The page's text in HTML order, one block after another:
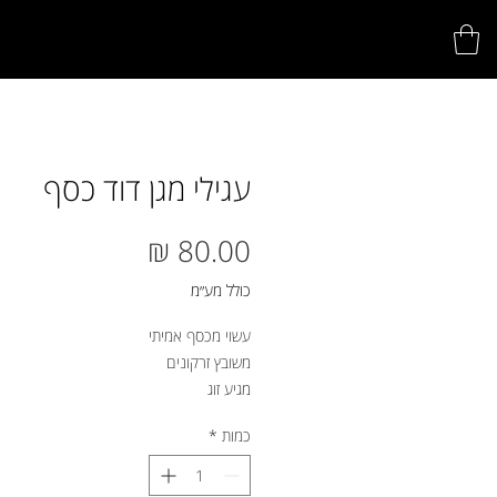
עגילי מגן דוד כסף
כולל מע״מ
עשוי מכסף אמיתי
משובץ זרקונים
מגיע זוג
כמות *